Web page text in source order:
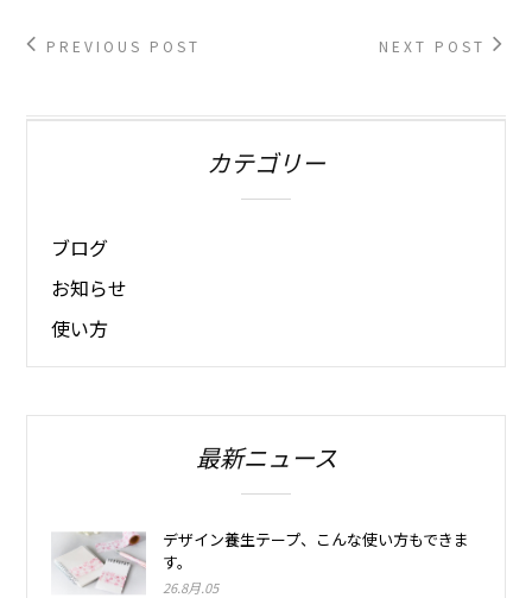
PREVIOUS POST NEXT POST
カテゴリー
ブログ
お知らせ
使い方
最新ニュース
デザイン養生テープ、こんな使い方もできま
す。
26.8月.05